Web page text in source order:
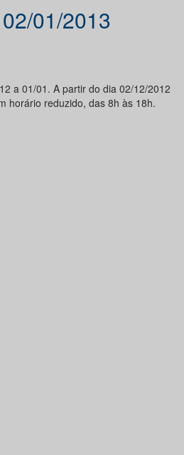
01/2013
a 01/01. A partir do dia 02/12/2012
horário reduzido, das 8h às 18h.